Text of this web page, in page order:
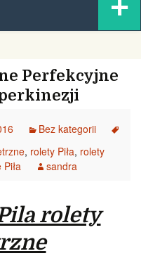
content
Perfekcyjne
Bez kategorii
, rolety Piła, rolety
sandra
rolety